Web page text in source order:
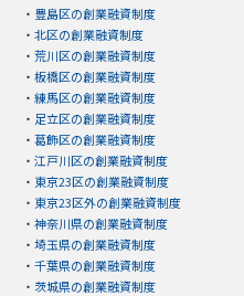
・ 豊島区の創業融資制度
・ 北区の創業融資制度
・ 荒川区の創業融資制度
・ 板橋区の創業融資制度
・ 練馬区の創業融資制度
・ 足立区の創業融資制度
・ 葛飾区の創業融資制度
・ 江戸川区の創業融資制度
・ 東京23区の創業融資制度
・ 東京23区外の創業融資制度
・ 神奈川県の創業融資制度
・ 埼玉県の創業融資制度
・ 千葉県の創業融資制度
・ 茨城県の創業融資制度